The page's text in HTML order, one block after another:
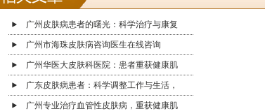
广州皮肤病患者的曙光：科学治疗与康复
广州市海珠皮肤病咨询医生在线咨询
广州华医大皮肤科医院：患者重获健康肌
广东皮肤病患者：科学调整工作与生活，
广州专业治疗血管性皮肤病，重获健康肌